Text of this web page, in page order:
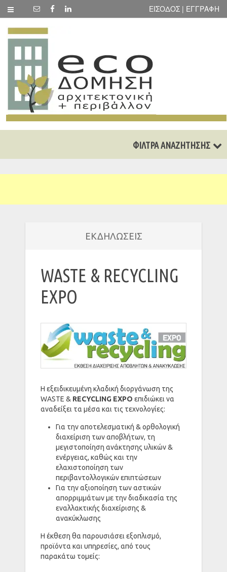
ΕΙΣΟΔΟΣ | ΕΓΓΡΑΦΗ
ΦΙΛΤΡΑ ΑΝΑΖΗΤΗΣΗΣ
ΕΚΔΗΛΩΣΕΙΣ
WASTE & RECYCLING
EXPO
H εξειδικευμένη κλαδική διοργάνωση της
WASTE & RECYCLING EXPO επιδιώκει να
αναδείξει τα μέσα και τις τεχνολογίες:
Για την αποτελεσματική & ορθολογική
διαχείριση των αποβλήτων, τη
μεγιστοποίηση ανάκτησης υλικών &
ενέργειας, καθώς και την
ελαχιστοποίηση των
περιβαντολλογικών επιπτώσεων
Για την αξιοποίηση των αστικών
απορριμμάτων με την διαδικασία της
εναλλακτικής διαχείρισης &
ανακύκλωσης
Η έκθεση θα παρουσιάσει εξοπλισμό,
προϊόντα και υπηρεσίες, από τους
παρακάτω τομείς: